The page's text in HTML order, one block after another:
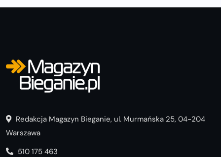
Redakcja Magazyn Bieganie, ul. Murmańska 25, 04-204
Warszawa
510 175 463